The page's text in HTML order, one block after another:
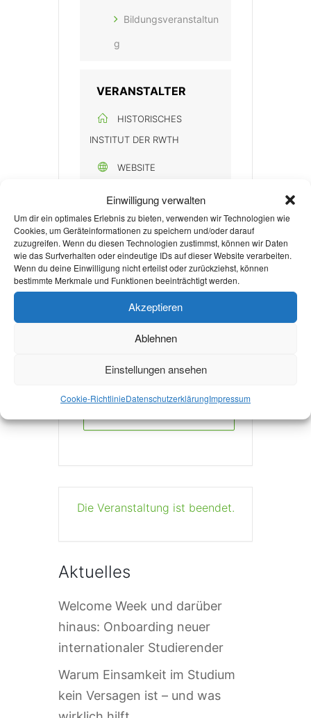
Einwilligung verwalten
Um dir ein optimales Erlebnis zu bieten, verwenden wir Technologien wie
Cookies, um Geräteinformationen zu speichern und/oder darauf
zuzugreifen. Wenn du diesen Technologien zustimmst, können wir Daten
wie das Surfverhalten oder eindeutige IDs auf dieser Website verarbeiten.
Wenn du deine Einwilligung nicht erteilst oder zurückziehst, können
bestimmte Merkmale und Funktionen beeinträchtigt werden.
Akzeptieren
Ablehnen
Einstellungen ansehen
Cookie-RichtlinieDatenschutzerklärungImpressum
Bildungsveranstaltun
g
VERANSTALTER
HISTORISCHES
INSTITUT DER RWTH
WEBSITE
wth-
aachen.de/cms/~gwzj
/histinst/
Die Veranstaltung ist beendet.
Aktuelles
Welcome Week und darüber
hinaus: Onboarding neuer
internationaler Studierender
Warum Einsamkeit im Studium
kein Versagen ist – und was